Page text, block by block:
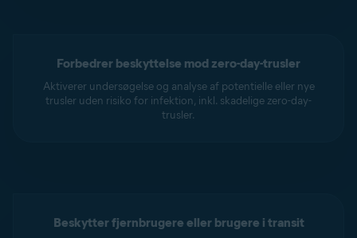
Forbedrer beskyttelse mod zero-day-trusler
Aktiverer undersøgelse og analyse af potentielle eller nye
trusler uden risiko for infektion, inkl. skadelige zero-day-
trusler.
Beskytter fjernbrugere eller brugere i transit